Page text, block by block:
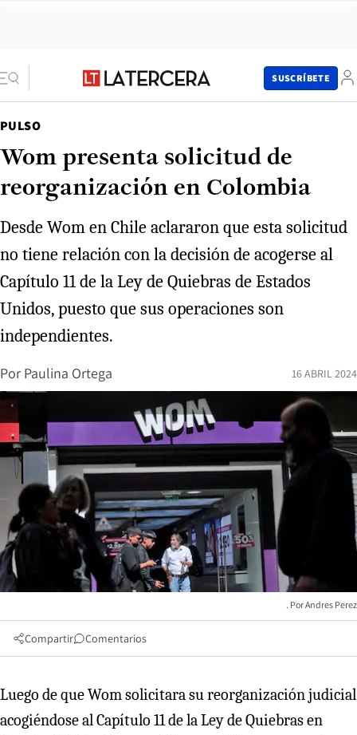
SUSCRÍBETE
PULSO
Wom presenta solicitud de
reorganización en Colombia
Desde Wom en Chile aclararon que esta solicitud
no tiene relación con la decisión de acogerse al
Capítulo 11 de la Ley de Quiebras de Estados
Unidos, puesto que sus operaciones son
independientes.
Por Paulina Ortega 16 ABRIL 2024
Andres Perez
Compartir Comentarios
Luego de que Wom solicitara su reorganización judicial
acogiéndose al Capítulo 11 de la Ley de Quiebras en